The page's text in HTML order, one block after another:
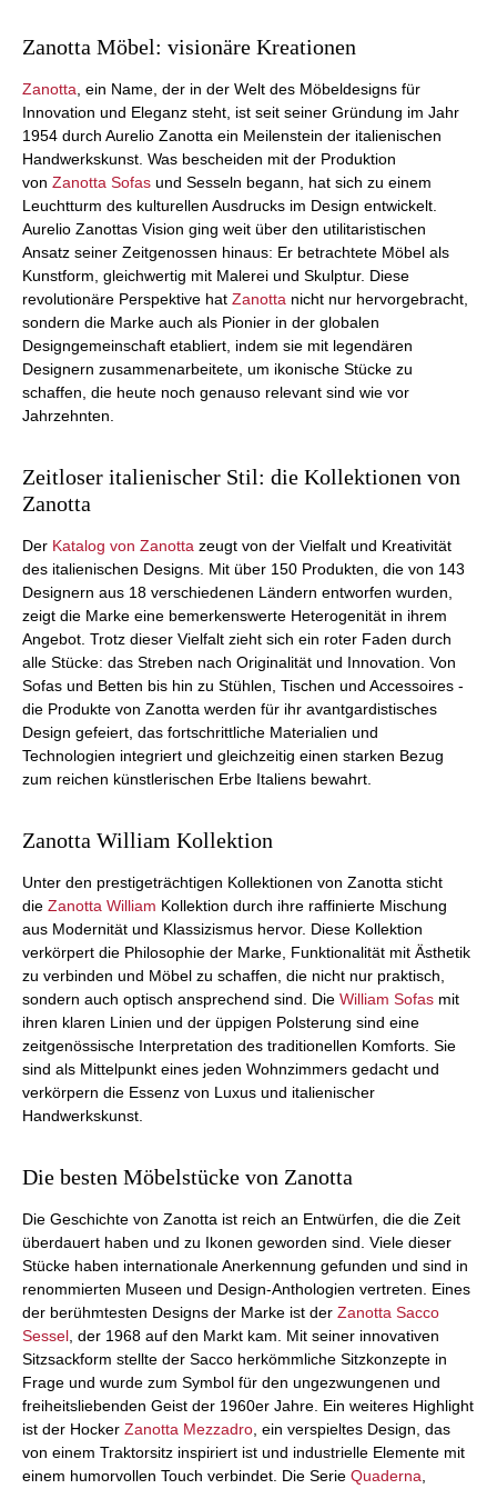
Zanotta Möbel: visionäre Kreationen
Zanotta, ein Name, der in der Welt des Möbeldesigns für
Innovation und Eleganz steht, ist seit seiner Gründung im Jahr
1954 durch Aurelio Zanotta ein Meilenstein der italienischen
Handwerkskunst. Was bescheiden mit der Produktion
von Zanotta Sofas und Sesseln begann, hat sich zu einem
Leuchtturm des kulturellen Ausdrucks im Design entwickelt.
Aurelio Zanottas Vision ging weit über den utilitaristischen
Ansatz seiner Zeitgenossen hinaus: Er betrachtete Möbel als
Kunstform, gleichwertig mit Malerei und Skulptur. Diese
revolutionäre Perspektive hat Zanotta nicht nur hervorgebracht,
sondern die Marke auch als Pionier in der globalen
Designgemeinschaft etabliert, indem sie mit legendären
Designern zusammenarbeitete, um ikonische Stücke zu
schaffen, die heute noch genauso relevant sind wie vor
Jahrzehnten.
Zeitloser italienischer Stil: die Kollektionen von
Zanotta
Der Katalog von Zanotta zeugt von der Vielfalt und Kreativität
des italienischen Designs. Mit über 150 Produkten, die von 143
Designern aus 18 verschiedenen Ländern entworfen wurden,
zeigt die Marke eine bemerkenswerte Heterogenität in ihrem
Angebot. Trotz dieser Vielfalt zieht sich ein roter Faden durch
alle Stücke: das Streben nach Originalität und Innovation. Von
Sofas und Betten bis hin zu Stühlen, Tischen und Accessoires -
die Produkte von Zanotta werden für ihr avantgardistisches
Design gefeiert, das fortschrittliche Materialien und
Technologien integriert und gleichzeitig einen starken Bezug
zum reichen künstlerischen Erbe Italiens bewahrt.
Zanotta William Kollektion
Unter den prestigeträchtigen Kollektionen von Zanotta sticht
die Zanotta William Kollektion durch ihre raffinierte Mischung
aus Modernität und Klassizismus hervor. Diese Kollektion
verkörpert die Philosophie der Marke, Funktionalität mit Ästhetik
zu verbinden und Möbel zu schaffen, die nicht nur praktisch,
sondern auch optisch ansprechend sind. Die William Sofas mit
ihren klaren Linien und der üppigen Polsterung sind eine
zeitgenössische Interpretation des traditionellen Komforts. Sie
sind als Mittelpunkt eines jeden Wohnzimmers gedacht und
verkörpern die Essenz von Luxus und italienischer
Handwerkskunst.
Die besten Möbelstücke von Zanotta
Die Geschichte von Zanotta ist reich an Entwürfen, die die Zeit
überdauert haben und zu Ikonen geworden sind. Viele dieser
Stücke haben internationale Anerkennung gefunden und sind in
renommierten Museen und Design-Anthologien vertreten. Eines
der berühmtesten Designs der Marke ist der Zanotta Sacco
Sessel, der 1968 auf den Markt kam. Mit seiner innovativen
Sitzsackform stellte der Sacco herkömmliche Sitzkonzepte in
Frage und wurde zum Symbol für den ungezwungenen und
freiheitsliebenden Geist der 1960er Jahre. Ein weiteres Highlight
ist der Hocker Zanotta Mezzadro, ein verspieltes Design, das
von einem Traktorsitz inspiriert ist und industrielle Elemente mit
einem humorvollen Touch verbindet. Die Serie Quaderna,